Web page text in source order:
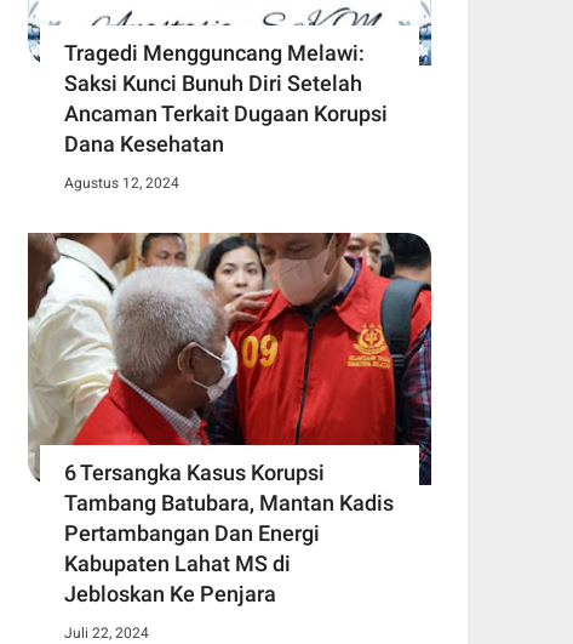
Tragedi Mengguncang Melawi:
Saksi Kunci Bunuh Diri Setelah
Ancaman Terkait Dugaan Korupsi
Dana Kesehatan
Agustus 12, 2024
6 Tersangka Kasus Korupsi
Tambang Batubara, Mantan Kadis
Pertambangan Dan Energi
Kabupaten Lahat MS di
Jebloskan Ke Penjara
Juli 22, 2024